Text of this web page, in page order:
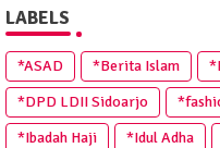
LABELS
*ASAD *Berita Islam
*DPD LDII Sidoarjo
*Ibadah Haji
*Idul Adha